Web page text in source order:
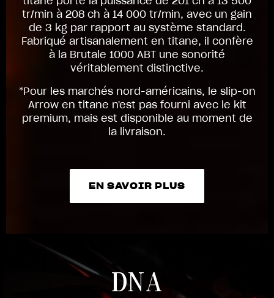
tr/min à 208 ch à 14 000 tr/min, avec un gain
de 3 kg par rapport au système standard.
Fabriqué artisanalement en titane, il confère
à la Brutale 1000 ABT une sonorité
véritablement distinctive.
*Pour les marchés nord-américains, le slip-on
Arrow en titane n'est pas fourni avec le kit
premium, mais est disponible au moment de
la livraison.
EN SAVOIR PLUS
DNA